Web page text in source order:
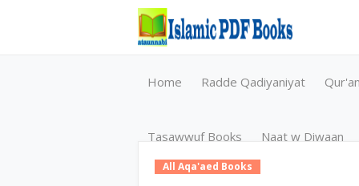
Home Radde Qadiyaniyat
Tasawwuf Books Naat w Diwaan
All Aqa'aed Books